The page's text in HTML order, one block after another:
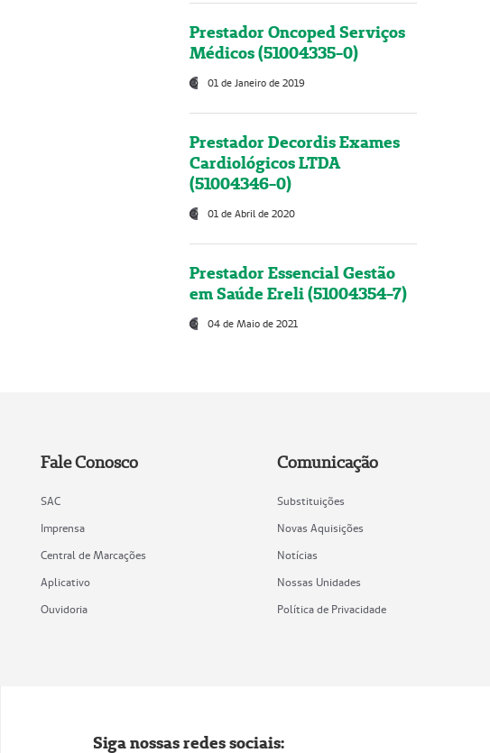
Prestador Oncoped Serviços
Médicos (51004335-0)
01 de Janeiro de 2019
Prestador Decordis Exames
Cardiológicos LTDA
(51004346-0)
01 de Abril de 2020
Prestador Essencial Gestão
em Saúde Ereli (51004354-7)
04 de Maio de 2021
Fale Conosco
SAC
Imprensa
Central de Marcações
Aplicativo
Ouvidoria
Comunicação
Substituições
Novas Aquisições
Notícias
Nossas Unidades
Política de Privacidade
Siga nossas redes sociais: